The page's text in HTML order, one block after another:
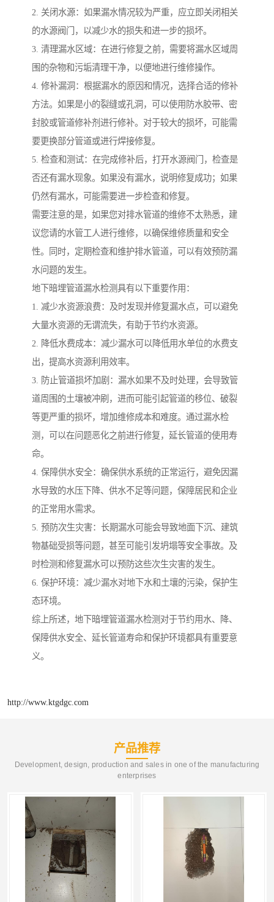
2. 关闭水源：如果漏水情况较为严重，应立即关闭相关
的水源阀门，以减少水的损失和进一步的损坏。
3. 清理漏水区域：在进行修复之前，需要将漏水区域周
围的杂物和污垢清理干净，以便地进行维修操作。
4. 修补漏洞：根据漏水的原因和情况，选择合适的修补
方法。如果是小的裂缝或孔洞，可以使用防水胶带、密
封胶或管道修补剂进行修补。对于较大的损坏，可能需
要更换部分管道或进行焊接修复。
5. 检查和测试：在完成修补后，打开水源阀门，检查是
否还有漏水现象。如果没有漏水，说明修复成功；如果
仍然有漏水，可能需要进一步检查和修复。
需要注意的是，如果您对排水管道的维修不太熟悉，建
议您请的水管工人进行维修，以确保维修质量和安全
性。同时，定期检查和维护排水管道，可以有效预防漏
水问题的发生。
地下暗埋管道漏水检测具有以下重要作用：
1. 减少水资源浪费：及时发现并修复漏水点，可以避免
大量水资源的无谓流失，有助于节约水资源。
2. 降低水费成本：减少漏水可以降低用水单位的水费支
出，提高水资源利用效率。
3. 防止管道损坏加剧：漏水如果不及时处理，会导致管
道周围的土壤被冲刷，进而可能引起管道的移位、破裂
等更严重的损坏，增加维修成本和难度。通过漏水检
测，可以在问题恶化之前进行修复，延长管道的使用寿
命。
4. 保障供水安全：确保供水系统的正常运行，避免因漏
水导致的水压下降、供水不足等问题，保障居民和企业
的正常用水需求。
5. 预防次生灾害：长期漏水可能会导致地面下沉、建筑
物基础受损等问题，甚至可能引发坍塌等安全事故。及
时检测和修复漏水可以预防这些次生灾害的发生。
6. 保护环境：减少漏水对地下水和土壤的污染，保护生
态环境。
综上所述，地下暗埋管道漏水检测对于节约用水、降、
保障供水安全、延长管道寿命和保护环境都具有重要意
义。
http://www.ktgdgc.com
产品推荐
Development, design, production and sales in one of the manufacturing
enterprises